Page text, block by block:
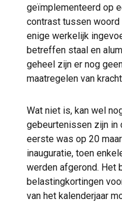
geïmplementeerd op
contrast tussen woord
enige werkelijk
betreffen staal en
geheel zijn er nog
maatregelen van
Wat niet is, kan wel
gebeurtenissen zijn in
eerste was op 20
inauguratie, toen
werden afgerond. Het
belastingkortingen
van het kalenderjaar